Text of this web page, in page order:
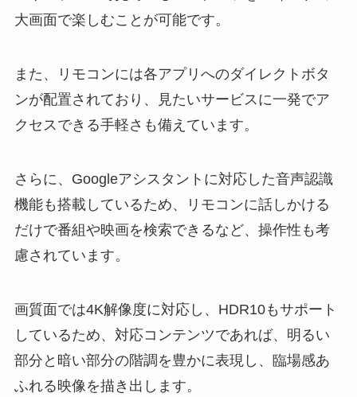
大画面で楽しむことが可能です。
また、リモコンには各アプリへのダイレクトボタ
ンが配置されており、見たいサービスに一発でア
クセスできる手軽さも備えています。
さらに、Googleアシスタントに対応した音声認識
機能も搭載しているため、リモコンに話しかける
だけで番組や映画を検索できるなど、操作性も考
慮されています。
画質面では4K解像度に対応し、HDR10もサポート
しているため、対応コンテンツであれば、明るい
部分と暗い部分の階調を豊かに表現し、臨場感あ
ふれる映像を描き出します。